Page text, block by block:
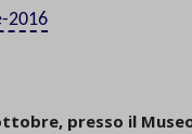
2016
presso il